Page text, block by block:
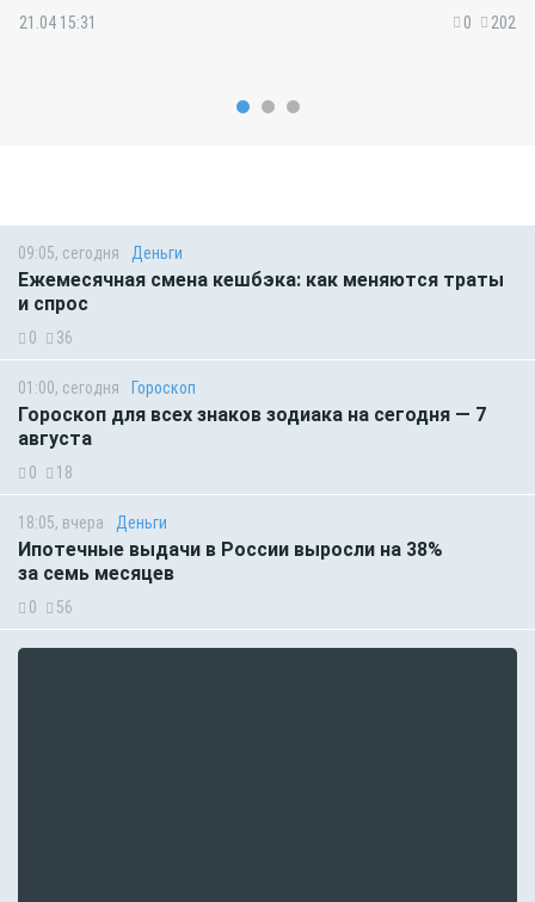
21.04 15:31 0 202
09:05, сегодня Деньги
Ежемесячная смена кешбэка: как меняются траты
и спрос
0 36
01:00, сегодня Гороскоп
Гороскоп для всех знаков зодиака на сегодня — 7
августа
0 18
18:05, вчера Деньги
Ипотечные выдачи в России выросли на 38%
за семь месяцев
0 56